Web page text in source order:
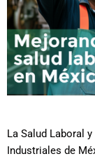
La Salud Laboral
Industriales de